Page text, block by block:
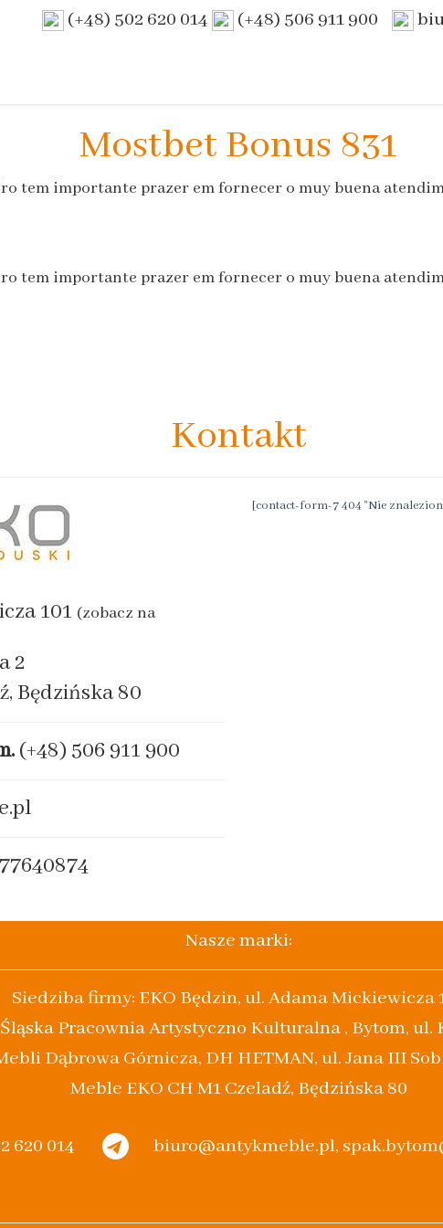
(+48) 502 620 014 (+48) 506 911 900
Mostbet Bonus 831
tem importante prazer em fornecer o muy buena
tem importante prazer em fornecer o muy buena
Kontakt
101 (zobacz na
2
Będzińska 80
(+48) 506 911 900
[contact-form-7 404 "Nie
Nasze marki:
Siedziba firmy: EKO Będzin, ul. Adama Mickiewicza
Śląska Pracownia Artystyczno Kulturalna , Bytom, ul.
Dąbrowa Górnicza, DH HETMAN, ul. Jana III
Meble EKO CH M1 Czeladź, Będzińska 80
620 014 biuro@antykmeble.pl,